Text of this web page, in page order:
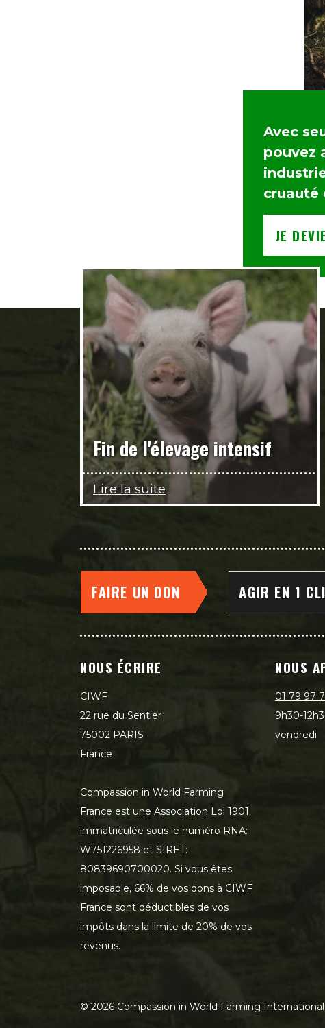
Avec
pouvez
cruauté
JE
Fin de l'élevage intensif
Lire la suite
FAIRE UN DON AGIR EN 1
NOUS ÉCRIRE
CIWF
22 rue du Sentier
75002 PARIS
France
Compassion in World Farming
France est une Association Loi 1901
immatriculée sous le numéro RNA:
W751226958 et SIRET:
80839690700020. Si vous êtes
imposable, 66% de vos dons à CIWF
France sont déductibles de vos
impôts dans la limite de 20% de vos
revenus.
NOUS
01 79 97
9h30-
vendredi
© 2026 Compassion in World Farming International